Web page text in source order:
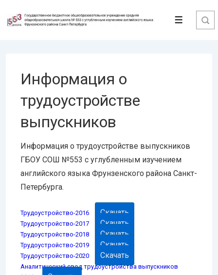
Перейти
Меню
Информация о
трудоустройстве
выпускников
Информация о трудоустройстве выпускников
ГБОУ СОШ №553 с углубленным изучением
английского языка Фрунзенского района Санкт-
Петербурга.
Трудоустройство-2016 Скачать
Трудоустройство-2017 Скачать
Трудоустройство-2018 Скачать
Трудоустройство-2019 Скачать
Трудоустройство-2020 Скачать
Аналитический свод трудоустройства выпускников